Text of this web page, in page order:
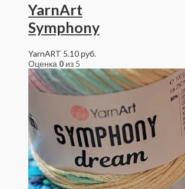
YarnArt
Symphony
YarnART 5.10 руб.
Оценка 0 из 5